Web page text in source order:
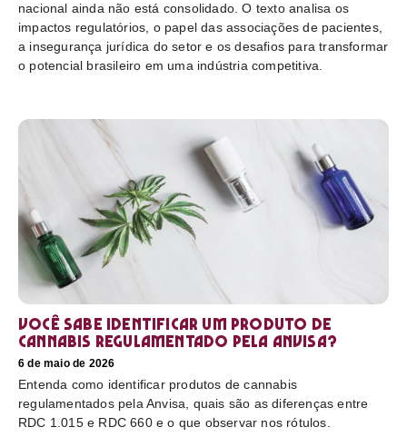
nacional ainda não está consolidado. O texto analisa os
impactos regulatórios, o papel das associações de pacientes,
a insegurança jurídica do setor e os desafios para transformar
o potencial brasileiro em uma indústria competitiva.
Você sabe identificar um produto de
cannabis regulamentado pela Anvisa?
6 de maio de 2026
Entenda como identificar produtos de cannabis
regulamentados pela Anvisa, quais são as diferenças entre
RDC 1.015 e RDC 660 e o que observar nos rótulos.